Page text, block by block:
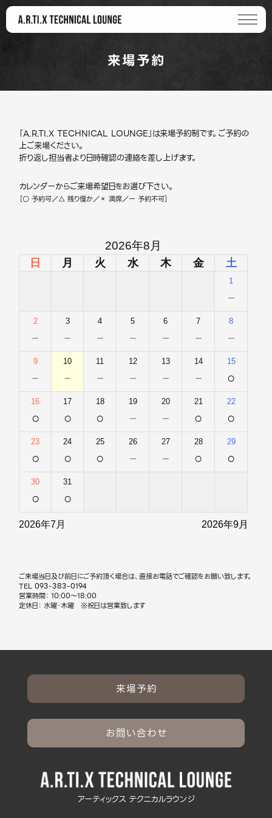
来場予約
「A.R.TI.X TECHNICAL LOUNGE」は来場予約制です。ご予約の
上ご来場ください。
折り返し担当者より日時確認の連絡を差し上げます。
カレンダーからご来場希望日をお選び下さい。
［○ 予約可／△ 残り僅か／× 満席／ー 予約不可］
2026年8月
日 月 火 水 木 金 土
1
－
2
－
3
－
4
－
5
－
6
－
7
－
8
－
9
－
10
－
11
－
12
－
13
－
14
－
15
○
16
○
17
○
18
○
19
－
20
－
21
○
22
○
23
○
24
○
25
○
26
－
27
－
28
○
29
○
30
○
31
○
2026年7月 2026年9月
ご来場当日及び前日にご予約頂く場合は、直接お電話でご確認をお願い致します。
TEL093-383-0194
営業時間： 10:00～18:00
定休日： 水曜・木曜 ※祝日は営業致します
来場予約
お問い合わせ
アーティックス テクニカルラウンジ